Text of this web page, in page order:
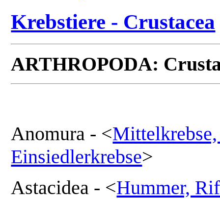
Krebstiere - Crustacea
ARTHROPODA:
Anomura - <
Einsiedlerkrebse>
Astacidea - <Hummer,